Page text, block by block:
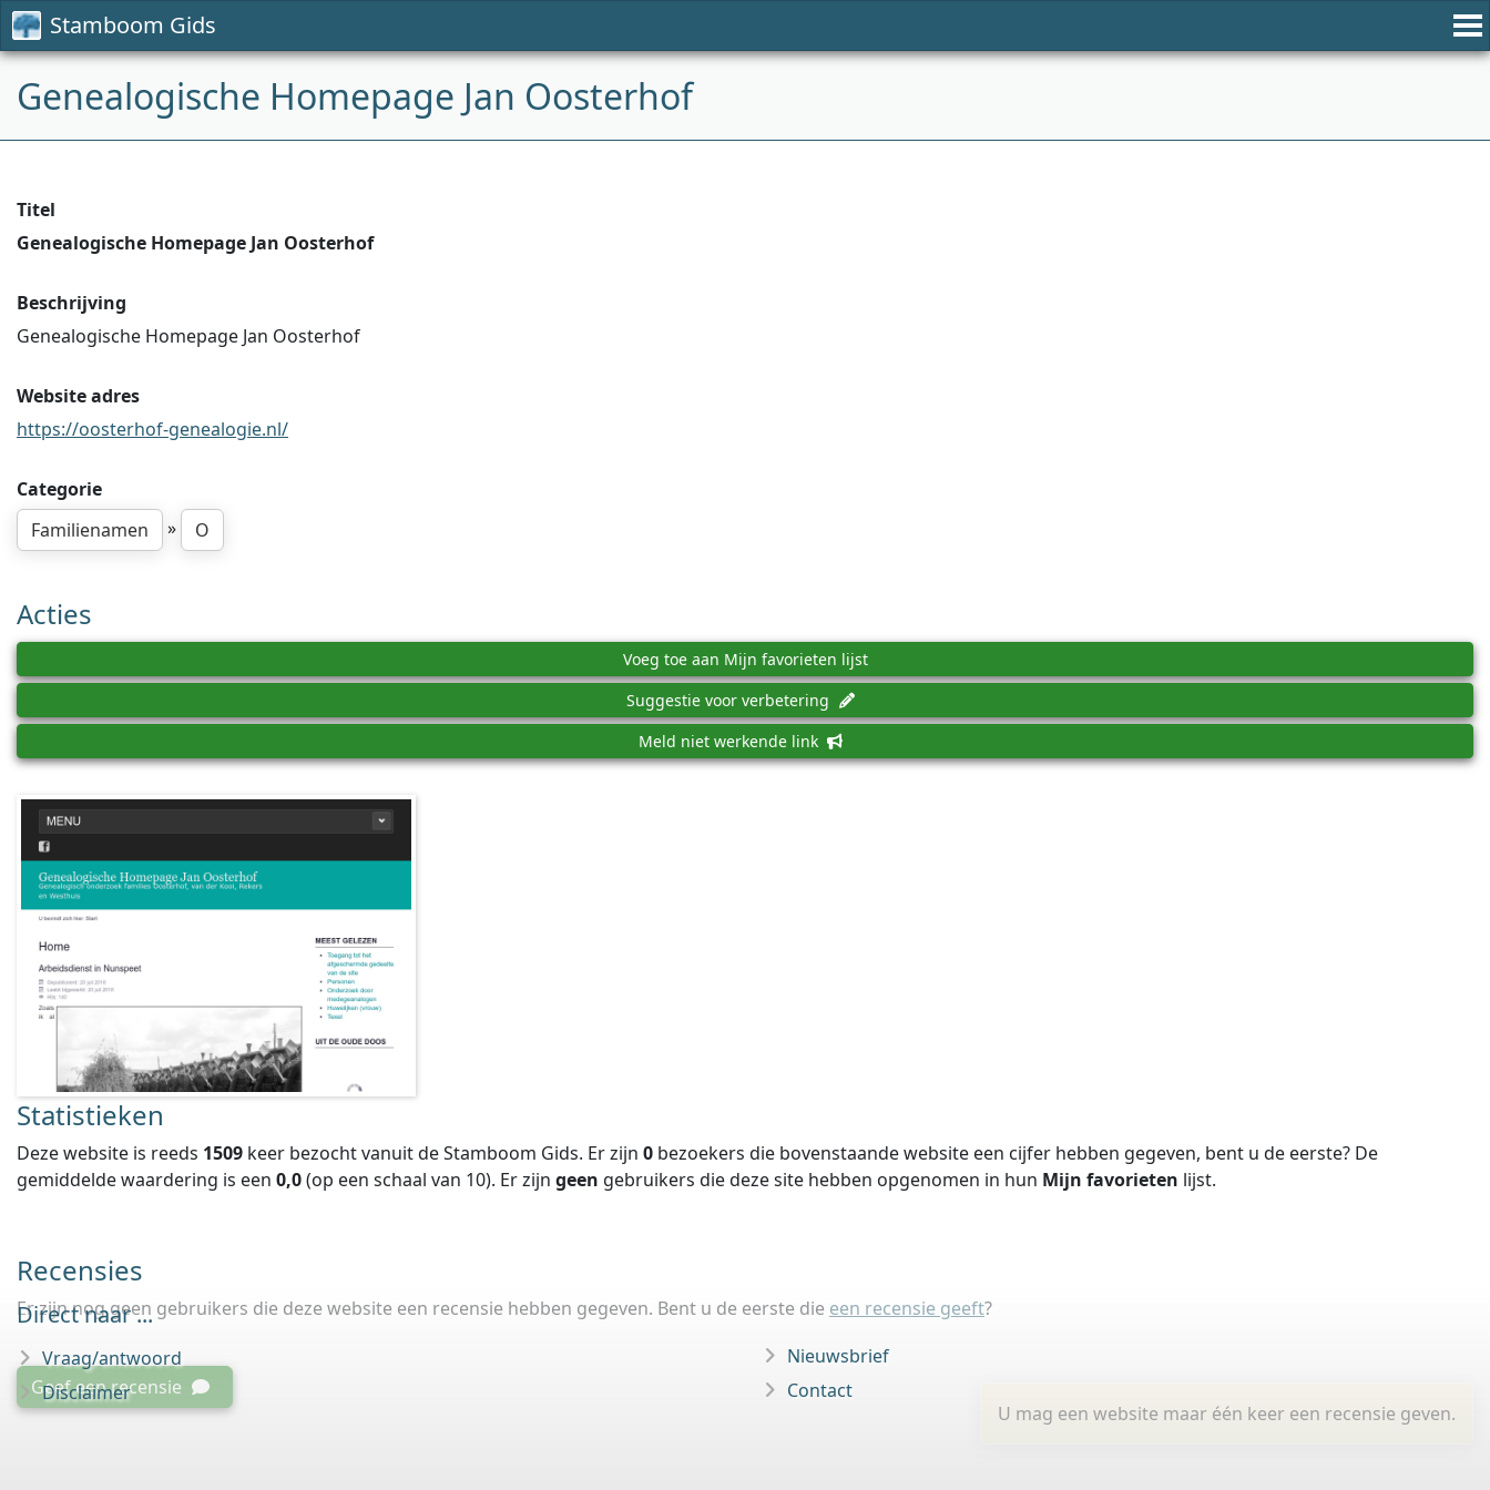
Stamboom Gids
Genealogische Homepage Jan Oosterhof
Titel
Genealogische Homepage Jan Oosterhof
Beschrijving
Genealogische Homepage Jan Oosterhof
Website adres
https://oosterhof-genealogie.nl/
Categorie
Familienamen
» O
Acties
Voeg toe aan Mijn favorieten lijst
Suggestie voor verbetering
Meld niet werkende link
Statistieken
Deze website is reeds 1509 keer bezocht vanuit de Stamboom Gids. Er zijn 0 bezoekers die bovenstaande website een cijfer hebben gegeven, bent u de eerste? De
gemiddelde waardering is een 0,0(op een schaal van 10). Er zijn geen gebruikers die deze site hebben opgenomen in hun Mijn favorieten lijst.
Recensies
Er zijn nog geen gebruikers die deze website een recensie hebben gegeven. Bent u de eerste die een recensie geeft?
U mag een website maar één keer een recensie geven.
Geef een recensie
Direct naar ...
Vraag/antwoord
Disclaimer
Nieuwsbrief
Contact